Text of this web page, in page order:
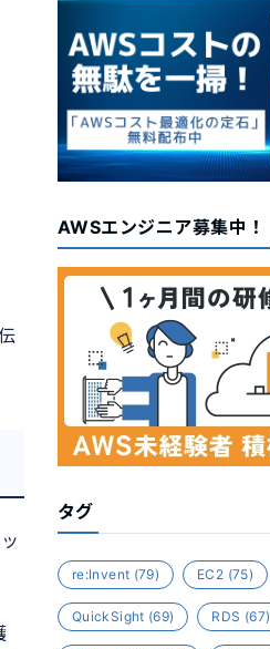
AWSエンジニア募集中！
タグ
re:Invent (79) EC2 (75)
QuickSight (69) RDS (67)